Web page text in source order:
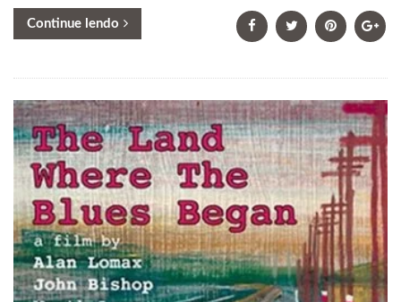
Continue lendo